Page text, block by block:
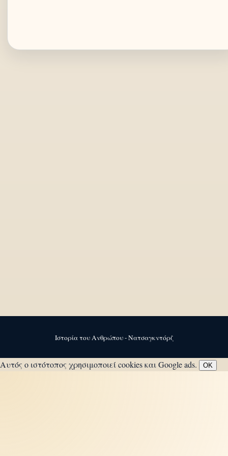
Ιστορία του Ανθρώπου - Νατσαγκντόρζ
Αυτός ο ιστότοπος χρησιμοποιεί cookies και Google ads. OK